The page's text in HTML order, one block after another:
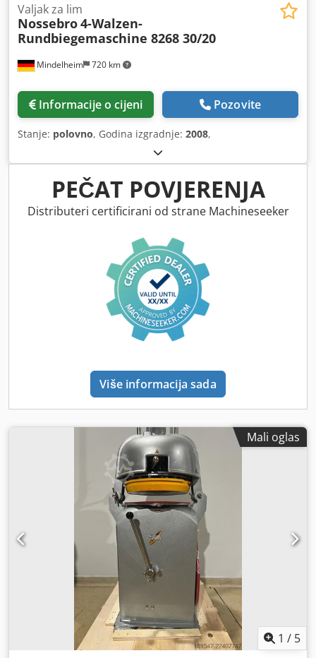
Mindelheim 720 km
Valjak za lim
Nossebro4-Walzen-
Rundbiegemaschine 8268 30/20
Informacije o cijeni Pozovite
Stanje: polovno, Godina izgradnje: 2008,
PEČAT POVJERENJA
Distributeri certificirani od strane Machineseeker
Više informacija sada
Mali oglas
1 / 5